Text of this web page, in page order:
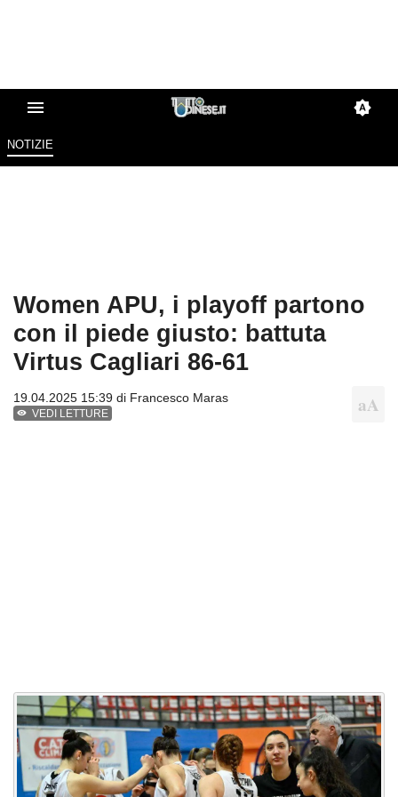
NOTIZIE
Women APU, i playoff partono
con il piede giusto: battuta
Virtus Cagliari 86-61
19.04.2025 15:39 di Francesco Maras
VEDI LETTURE